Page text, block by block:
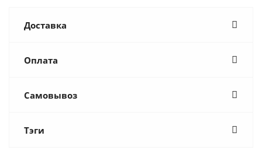
Доставка
Оплата
Самовывоз
Тэги